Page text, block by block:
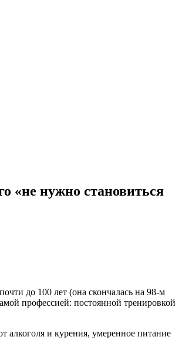
«не нужно становиться
до 100 лет (она скончалась на 98-м
профессией: постоянной тренировкой
алкоголя и курения, умеренное питание